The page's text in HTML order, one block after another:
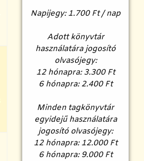
Napijegy: 1.700 Ft / nap
Adott könyvtár
használatára jogosító
olvasójegy:
12 hónapra: 3.300 Ft
6 hónapra: 2.400 Ft
Minden tagkönyvtár
egyidejű használatára
jogosító olvasójegy:
12 hónapra: 12.000 Ft
6 hónapra: 9.000 Ft